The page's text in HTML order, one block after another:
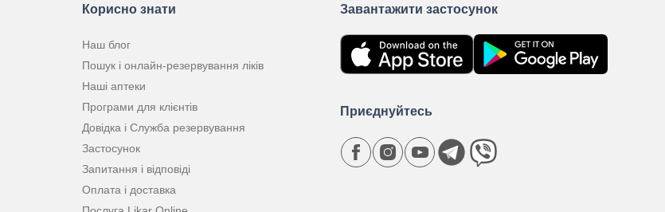
Корисно знати
Наш блог
Пошук і онлайн-резервування ліків
Наші аптеки
Програми для клієнтів
Довідка і Служба резервування
Застосунок
Запитання і відповіді
Оплата і доставка
Завантажити застосунок
Приєднуйтесь